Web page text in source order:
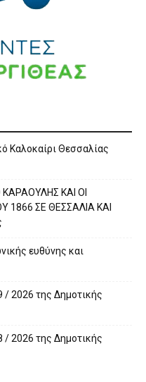
Καλοκαίρι Θεσσαλίας
ΚΑΡΑΟΥΛΗΣ ΚΑΙ ΟΙ
1866 ΣΕ ΘΕΣΣΑΛΙΑ ΚΑΙ
ευθύνης και
2026 της Δημοτικής
2026 της Δημοτικής